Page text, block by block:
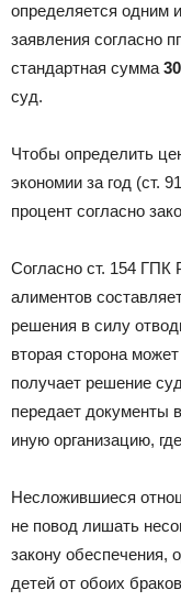
определяется одним
заявления согласно
стандартная сумма
суд.
Чтобы определить
экономии за год (ст.
процент согласно
Согласно ст. 154 ГПК
алиментов
решения в силу
вторая сторона
получает решение
передает документы
иную организацию,
Несложившиеся
не повод лишать
закону обеспечения,
детей от обоих